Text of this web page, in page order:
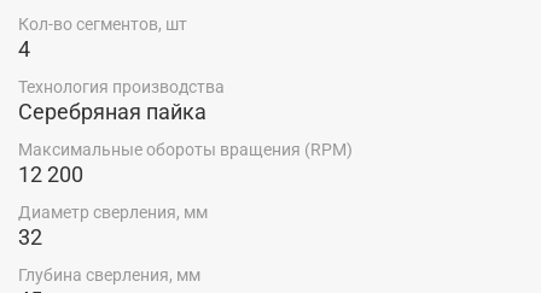
Кол-во сегментов, шт
4
Технология производства
Серебряная пайка
Максимальные обороты вращения (RPM)
12 200
Диаметр сверления, мм
32
Глубина сверления, мм